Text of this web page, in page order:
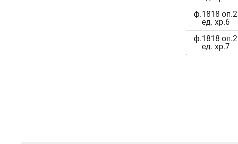
ф.1818 оп.2
ед. хр.6
ф.1818 оп.2
ед. хр.7